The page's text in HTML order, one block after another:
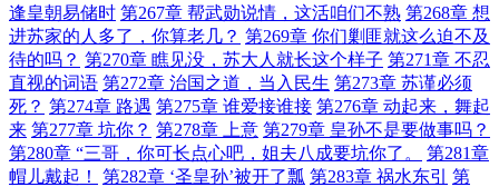
逢皇朝易储时 第267章 帮武勋说情，这活咱们不熟 第268章 想
进苏家的人多了，你算老几？ 第269章 你们剿匪就这么迫不及
待的吗？ 第270章 瞧见没，苏大人就长这个样子 第271章 不忍
直视的词语 第272章 治国之道，当入民生 第273章 苏谨必须
死？ 第274章 路遇 第275章 谁爱接谁接 第276章 动起来，舞起
来 第277章 坑你？ 第278章 上意 第279章 皇孙不是要做事吗？
第280章 “三哥，你可长点心吧，姐夫八成要坑你了。
第281章
帽儿戴起！
第282章 ‘圣皇孙’被开了瓢 第283章 祸水东引
第